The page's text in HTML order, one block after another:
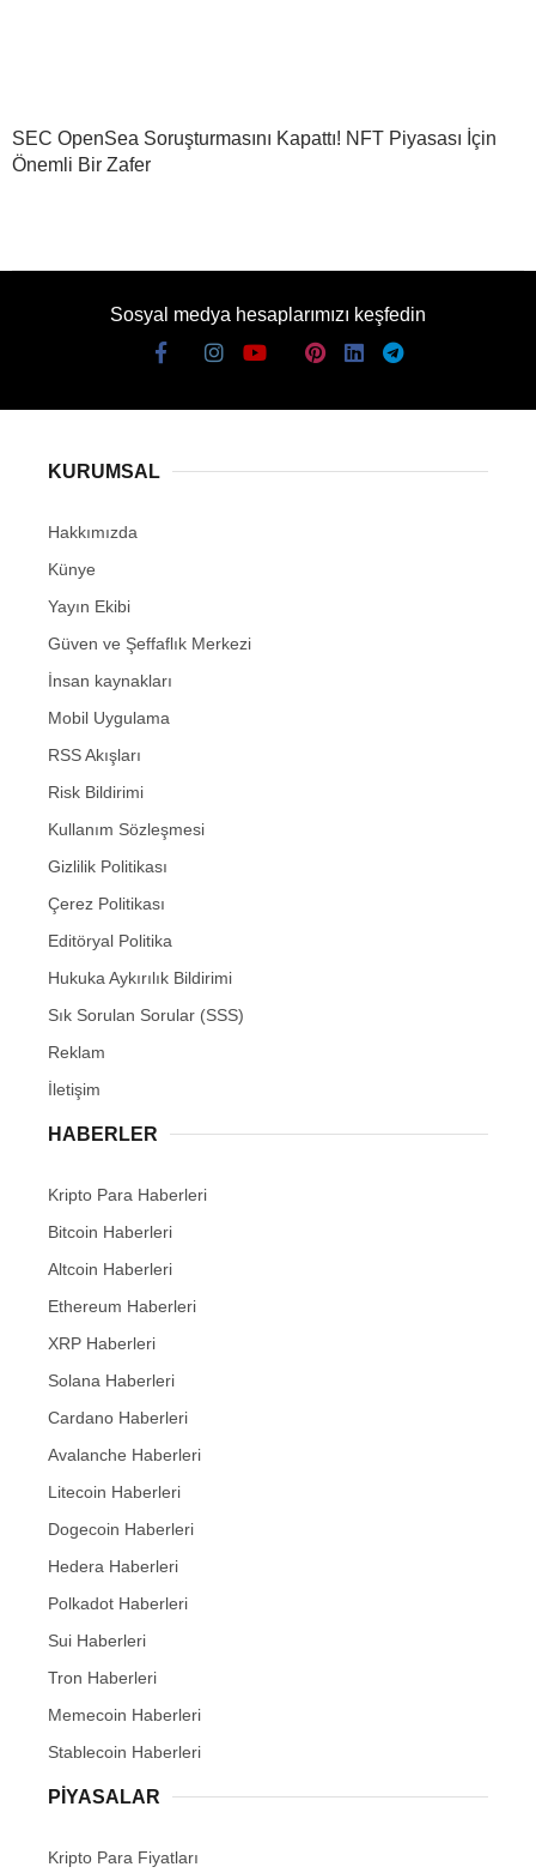
SEC OpenSea Soruşturmasını Kapattı! NFT Piyasası İçin
Önemli Bir Zafer
Sosyal medya hesaplarımızı keşfedin
KURUMSAL
Hakkımızda
Künye
Yayın Ekibi
Güven ve Şeffaflık Merkezi
İnsan kaynakları
Mobil Uygulama
RSS Akışları
Risk Bildirimi
Kullanım Sözleşmesi
Gizlilik Politikası
Çerez Politikası
Editöryal Politika
Hukuka Aykırılık Bildirimi
Sık Sorulan Sorular (SSS)
Reklam
İletişim
HABERLER
Kripto Para Haberleri
Bitcoin Haberleri
Altcoin Haberleri
Ethereum Haberleri
XRP Haberleri
Solana Haberleri
Cardano Haberleri
Avalanche Haberleri
Litecoin Haberleri
Dogecoin Haberleri
Hedera Haberleri
Polkadot Haberleri
Sui Haberleri
Tron Haberleri
Memecoin Haberleri
Stablecoin Haberleri
PIYASALAR
Kripto Para Fiyatları